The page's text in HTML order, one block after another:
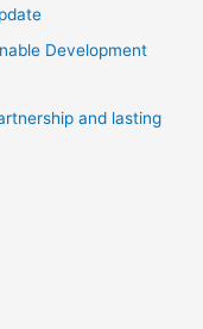
Development
and lasting